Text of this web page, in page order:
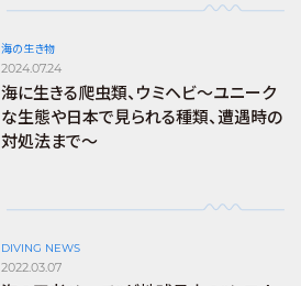
海の生き物
2024.07.24
海に生きる爬虫類、ウミヘビ～ユニーク
な生態や日本で見られる種類、遭遇時の
対処法まで～
DIVING NEWS
2022.03.07